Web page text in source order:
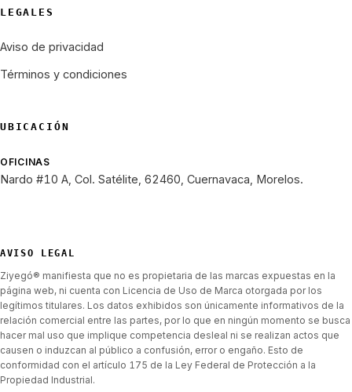
LEGALES
Aviso de privacidad
Términos y condiciones
UBICACIÓN
OFICINAS
Nardo #10 A, Col. Satélite, 62460, Cuernavaca, Morelos.
AVISO LEGAL
Ziyegó® manifiesta que no es propietaria de las marcas expuestas en la
página web, ni cuenta con Licencia de Uso de Marca otorgada por los
legítimos titulares. Los datos exhibidos son únicamente informativos de la
relación comercial entre las partes, por lo que en ningún momento se busca
hacer mal uso que implique competencia desleal ni se realizan actos que
causen o induzcan al público a confusión, error o engaño. Esto de
conformidad con el artículo 175 de la Ley Federal de Protección a la
Propiedad Industrial.